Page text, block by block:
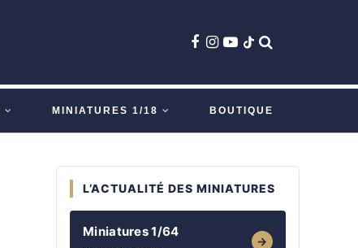
MINIATURES 1/18 BOUTIQUE
L’ACTUALITÉ DES MINIATURES
Miniatures 1/64
→